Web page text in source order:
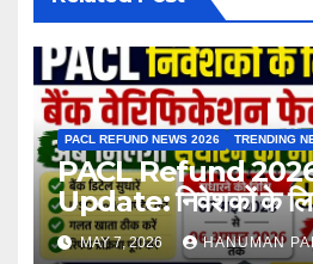
PACL REFUND NEWS 2026 TRENDING
PACL Refund
Update: निवेशकों के
MAY 7, 2026 HANUMAN